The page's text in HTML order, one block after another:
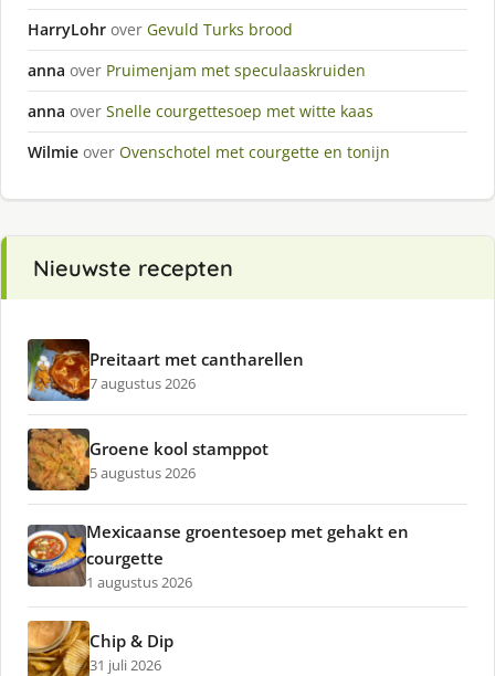
HarryLohr over Gevuld Turks brood
anna over Pruimenjam met speculaaskruiden
anna over Snelle courgettesoep met witte kaas
Wilmie over Ovenschotel met courgette en tonijn
Nieuwste recepten
Preitaart met cantharellen
7 augustus 2026
Groene kool stamppot
5 augustus 2026
Mexicaanse groentesoep met gehakt en
courgette
1 augustus 2026
Chip & Dip
31 juli 2026